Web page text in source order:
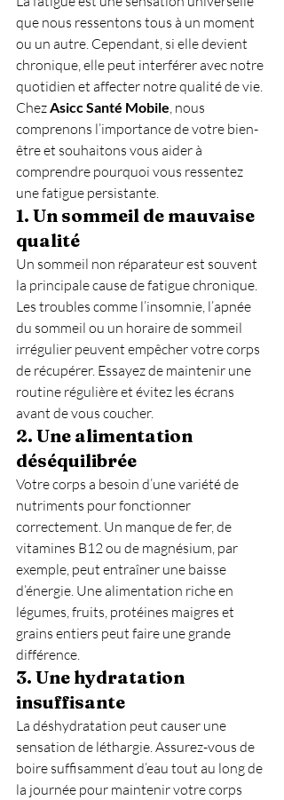
que nous ressentons tous à un moment
ou un autre. Cependant, si elle devient
chronique, elle peut interférer avec notre
quotidien et affecter notre qualité de vie.
Chez Asicc Santé Mobile , nous
comprenons l’importance de votre bien-
être et souhaitons vous aider à
comprendre pourquoi vous ressentez
une fatigue persistante.
1. Un sommeil de mauvaise
qualité
Un sommeil non réparateur est souvent
la principale cause de fatigue chronique.
Les troubles comme l’insomnie, l’apnée
du sommeil ou un horaire de sommeil
irrégulier peuvent empêcher votre corps
de récupérer. Essayez de maintenir une
routine régulière et évitez les écrans
avant de vous coucher.
2. Une alimentation
déséquilibrée
Votre corps a besoin d’une variété de
nutriments pour fonctionner
correctement. Un manque de fer, de
vitamines B12 ou de magnésium, par
exemple, peut entraîner une baisse
d’énergie. Une alimentation riche en
légumes, fruits, protéines maigres et
grains entiers peut faire une grande
différence.
3. Une hydratation
insuffisante
La déshydratation peut causer une
sensation de léthargie. Assurez-vous de
boire suffisamment d’eau tout au long de
la journée pour maintenir votre corps